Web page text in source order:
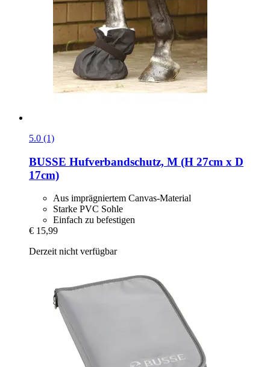
5.0 (1)
BUSSE Hufverbandschutz, M (H 27cm x D
17cm)
Aus imprägniertem Canvas-Material
Starke PVC Sohle
Einfach zu befestigen
€ 15,99
Derzeit nicht verfügbar